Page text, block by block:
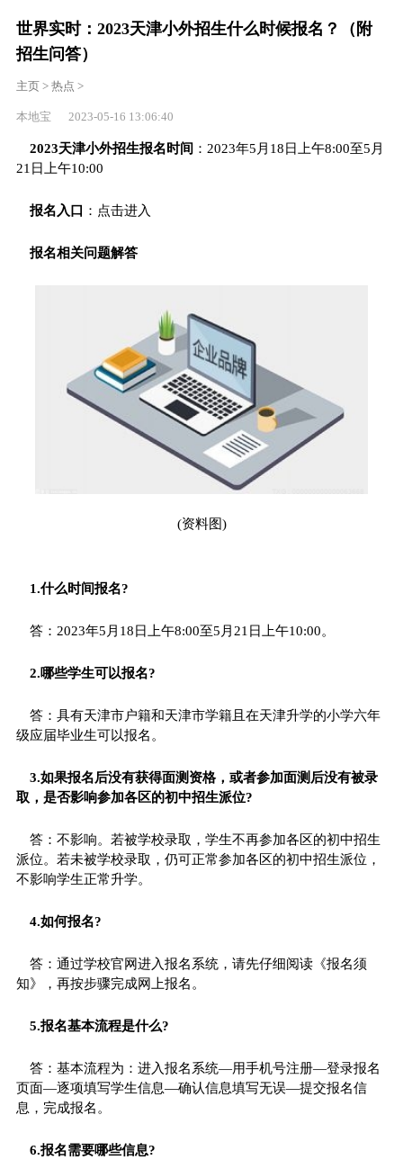
世界实时：2023天津小外招生什么时候报名？（附
招生问答）
主页> 热点 >
本地宝 2023-05-16 13:06:40
2023天津小外招生报名时间 ：2023年5月18日上午8:00至5月
21日上午10:00
报名入口 ：点击进入
报名相关问题解答
(资料图)
1.什么时间报名?
答：2023年5月18日上午8:00至5月21日上午10:00。
2.哪些学生可以报名?
答：具有天津市户籍和天津市学籍且在天津升学的小学六年
级应届毕业生可以报名。
3.如果报名后没有获得面测资格，或者参加面测后没有被录
取，是否影响参加各区的初中招生派位?
答：不影响。若被学校录取，学生不再参加各区的初中招生
派位。若未被学校录取，仍可正常参加各区的初中招生派位，
不影响学生正常升学。
4.如何报名?
答：通过学校官网进入报名系统，请先仔细阅读《报名须
知》，再按步骤完成网上报名。
5.报名基本流程是什么?
答：基本流程为：进入报名系统—用手机号注册—登录报名
页面—逐项填写学生信息—确认信息填写无误—提交报名信
息，完成报名。
6.报名需要哪些信息?